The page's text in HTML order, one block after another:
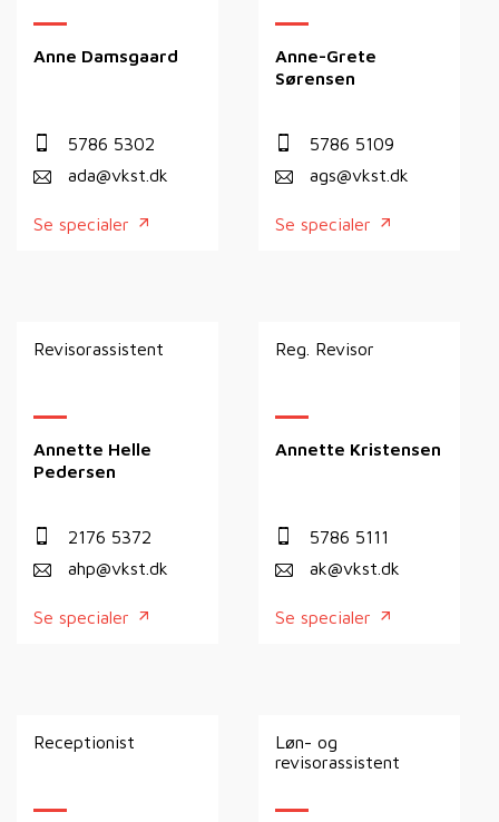
Anne Damsgaard
5786 5302
ada@vkst.dk
Se specialer
Anne-Grete
Sørensen
5786 5109
ags@vkst.dk
Se specialer
Revisorassistent
Annette Helle
Pedersen
2176 5372
ahp@vkst.dk
Se specialer
Reg. Revisor
Annette Kristensen
5786 5111
ak@vkst.dk
Se specialer
Receptionist
Løn- og
revisorassistent